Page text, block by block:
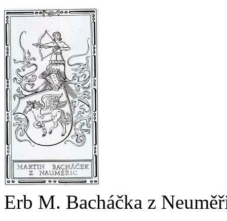
Erb M. Bacháčka z